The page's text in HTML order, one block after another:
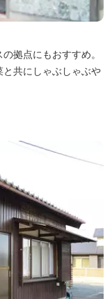
拠点にもおすすめ。
共にしゃぶしゃぶや